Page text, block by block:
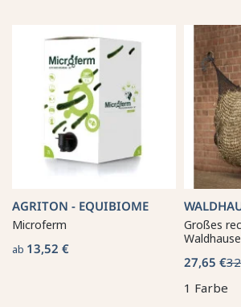
AGRITON - EQUIBIOME
Microferm
ab 13,52 €
Großes
27,65 €
1 Farbe